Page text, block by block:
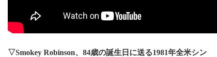
▽Smokey Robinson、 84歳の誕生日に送る1981年全米シン